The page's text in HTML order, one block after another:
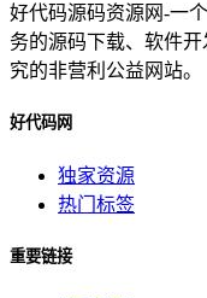
好代码源码资源网-一
务的源码下载、软件
究的非营利公益网站。
好代码网
独家资源
热门标签
重要链接